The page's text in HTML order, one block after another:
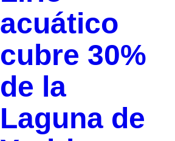
acuático
cubre 30%
de la
Laguna de